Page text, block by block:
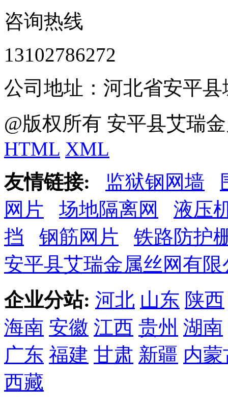
咨询热线
13102786272
公司地址：河北省安平
@版权所有 安平县艾瑞
HTML XML
友情链接:
监狱钢网墙
网片
场地隔离网
液压
挡
钢筋网片
铁路防护
安平县艾瑞金属丝网有限
企业分站: 河北 山东 陕西
海南 安徽 江西 贵州 湖南
广东 福建 甘肃 新疆 内蒙
西藏